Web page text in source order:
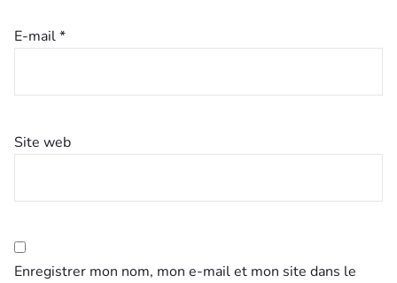
E-mail*
Site web
Enregistrer mon nom, mon e-mail et mon site dans le